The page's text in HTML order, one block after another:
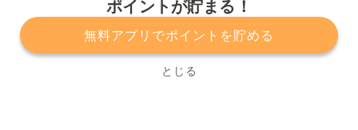
ポイントが貯まる！
無料アプリでポイントを貯める
とじる
プライバシーポリシー 利用規約
運営会社
サービスに関してのお問い合わせ